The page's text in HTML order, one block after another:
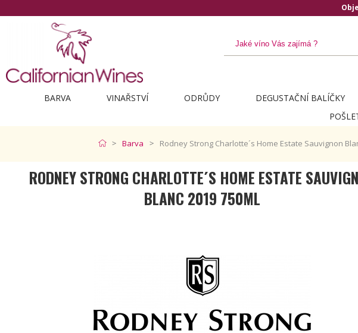
BARVA VINAŘSTVÍ ODRŮDY DEGUSTAČNÍ BALÍČKY
Barva Rodney Strong Charlotte´s Home Estate Sauvignon
RODNEY STRONG CHARLOTTE´S HOME ESTATE
BLANC 2019 750ML